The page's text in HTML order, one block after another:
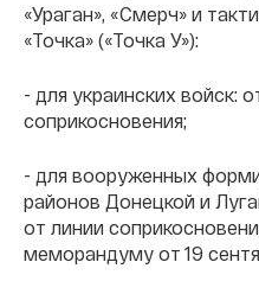
«Ураган», «Смерч» и
«Точка» («Точка У»):
- для украинских войск:
соприкосновения;
- для вооруженных
районов Донецкой и
от линии
меморандуму от 19